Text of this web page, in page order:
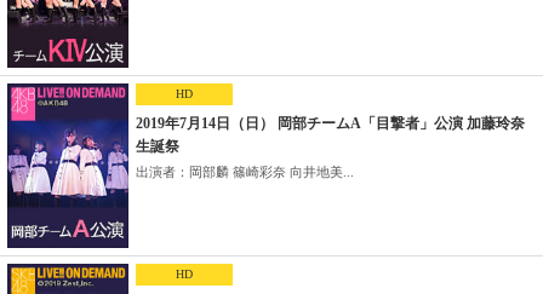
HD
2019年7月14日（日） 岡部チームA「目撃者」公演 加藤玲奈
生誕祭
出演者：岡部麟 篠崎彩奈 向井地美...
HD